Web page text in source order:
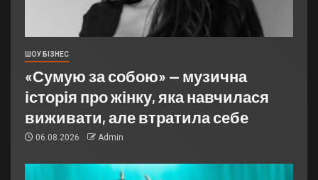
ШОУ БІЗНЕС
«Сумую за собою» — музична
історія про жінку, яка навчилася
виживати, але втратила себе
06.08.2026 Admin